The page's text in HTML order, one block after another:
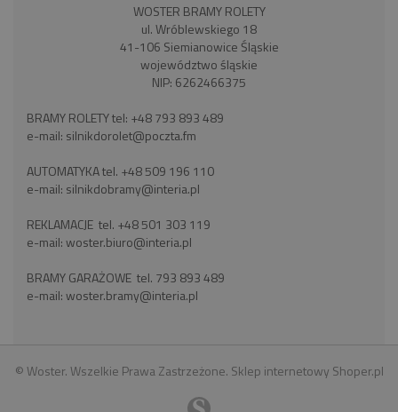
WOSTER BRAMY ROLETY
ul. Wróblewskiego 18
41-106 Siemianowice Śląskie
województwo śląskie
NIP: 6262466375
BRAMY ROLETY tel: +48 793 893 489
e-mail: silnikdorolet@poczta.fm
AUTOMATYKA tel. +48 509 196 110
e-mail: silnikdobramy@interia.pl
REKLAMACJE tel. +48 501 303 119
e-mail:woster.biuro@interia.pl
BRAMY GARAŻOWE tel. 793 893 489
e-mail:woster.bramy@interia.pl
© Woster. Wszelkie Prawa Zastrzeżone. Sklep internetowy Shoper.pl